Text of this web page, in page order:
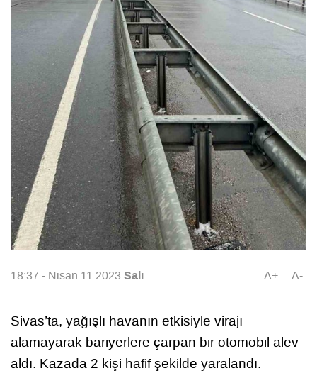
18:37 - Nisan 11 2023 Salı A+ A-
Sivas’ta, yağışlı havanın etkisiyle virajı
alamayarak bariyerlere çarpan bir otomobil alev
aldı. Kazada 2 kişi hafif şekilde yaralandı.